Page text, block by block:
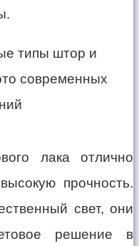
лака отлично
прочность.
свет, они
решение в